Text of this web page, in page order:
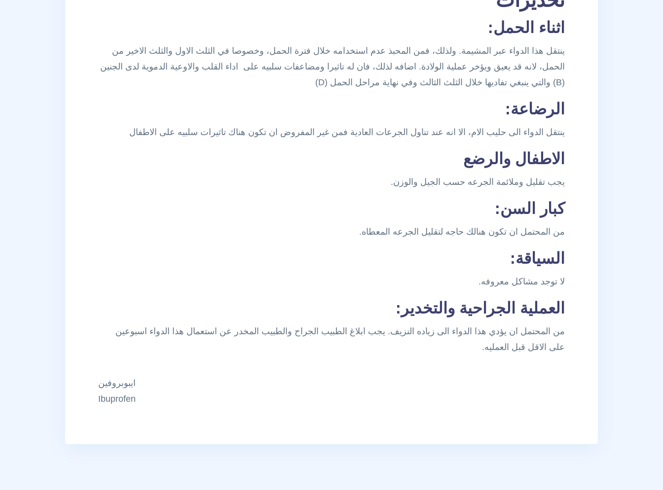
اثناء الحمل:
ينتقل هذا الدواء عبر المشيمة. ولذلك، فمن المحبذ عدم استخدامه خلال فترة الحمل، وخصوصا في الثلث الاول والثلث الاخير من
الحمل، لانه قد يعيق ويؤخر عملية الولادة. اضافه لذلك، فان له تاثيرا ومضاعفات سلبيه على اداء القلب والاوعية الدموية لدى الجنين
(B) والتي ينبغي تفاديها خلال الثلث الثالث وفي نهاية مراحل الحمل (D)
الرضاعة:
ينتقل الدواء الى حليب الام، الا انه عند تناول الجرعات العادية فمن غير المفروض ان تكون هناك تاثيرات سلبيه على الاطفال
الاطفال والرضع
يجب تقليل وملائمة الجرعه حسب الجيل والوزن.
كبار السن:
من المحتمل ان تكون هنالك حاجه لتقليل الجرعه المعطاه.
السياقة:
لا توجد مشاكل معروفه.
العملية الجراحية والتخدير:
من المحتمل ان يؤدي هذا الدواء الى زياده النزيف. يجب ابلاغ الطبيب الجراح والطبيب المخدر عن استعمال هذا الدواء اسبوعين
على الاقل قبل العمليه.
ايبوبروفين
Ibuprofen